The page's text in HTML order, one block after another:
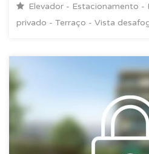
Elevador - Estacionamento -
privado - Terraço - Vista